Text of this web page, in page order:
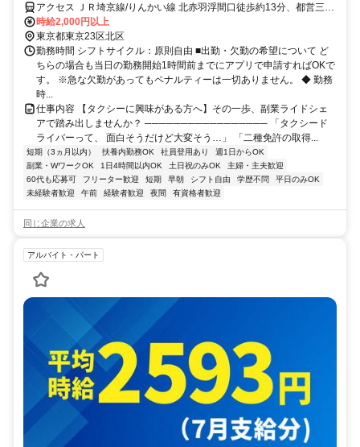
アクセス ＪＲ埼京線/りんかい線 北赤羽浮間口徒歩約13分、都営三田
線 志村坂上A3口徒歩約15分
時給2,000円以上
東京都東京23区北区
勤務時間 シフトサイクル：原則自由 ■出勤・欠勤の希望について ど
ちらの場合も当日の勤務開始1時間前までにアプリで申請すればOKで
す。 ※急な欠勤があってもペナルティーは一切ありません。 ◆ 勤務
時...
仕事内容 【タクシーに興味がある方へ】その一歩、副業ライドシェ
アで踏み出しませんか？ ───────────────── 「タクシード
ライバーって、 面白そうだけど大変そう…」 「二種免許の取得...
短期（3ヵ月以内） 扶養内勤務OK 社員登用あり
週1日からOK
副業・WワークOK
1日4時間以内OK 土日祝のみOK
主婦・主夫歓迎
60代も応募可
フリーター歓迎 短期 早朝 シフト自由 学歴不問
平日のみOK
未経験者歓迎
午前 経験者歓迎 夜間 有資格者歓迎
同じ企業の求人
アルバイト・パート